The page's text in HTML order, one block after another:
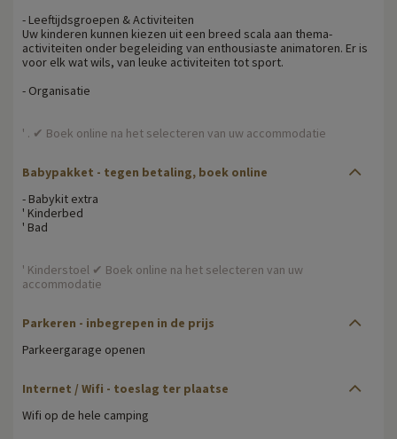
- Leeftijdsgroepen & Activiteiten
Uw kinderen kunnen kiezen uit een breed scala aan thema-
activiteiten onder begeleiding van enthousiaste animatoren. Er is
voor elk wat wils, van leuke activiteiten tot sport.
- Organisatie
' . ✔ Boek online na het selecteren van uw accommodatie
Babypakket - tegen betaling, boek online
- Babykit extra
' Kinderbed
' Bad
' Kinderstoel ✔ Boek online na het selecteren van uw
accommodatie
Parkeren - inbegrepen in de prijs
Parkeergarage openen
Internet / Wifi - toeslag ter plaatse
Wifi op de hele camping